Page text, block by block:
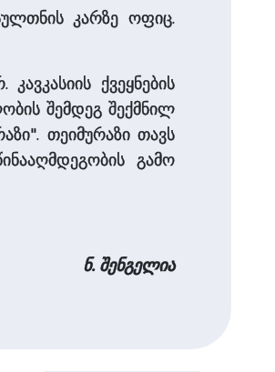
კარზე ოფიც.
ქვეყნების
შემდეგ შექმნილ
თეიმურაზი თავს
გამო
ნ. შენგელია